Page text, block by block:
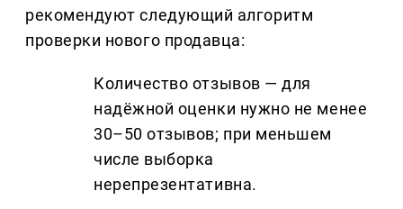
рекомендуют следующий алгоритм
проверки нового продавца:
Количество отзывов — для
надёжной оценки нужно не менее
30–50 отзывов; при меньшем
числе выборка
нерепрезентативна.